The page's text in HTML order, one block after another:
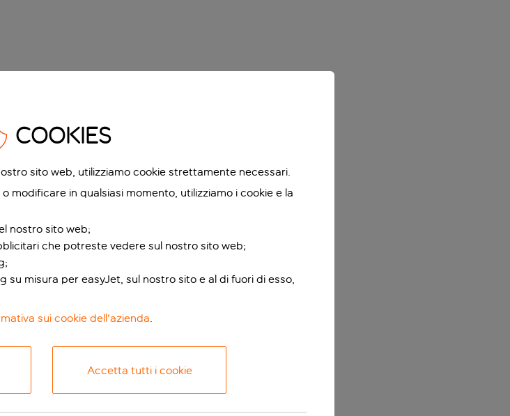
COOKIES
sito web, utilizziamo cookie strettamente necessari.
modificare in qualsiasi momento, utilizziamo i cookie e la
nostro sito web;
che potreste vedere sul nostro sito web;
misura per easyJet, sul nostro sito e al di fuori di esso,
sui cookie dell'azienda.
Accetta tutti i cookie